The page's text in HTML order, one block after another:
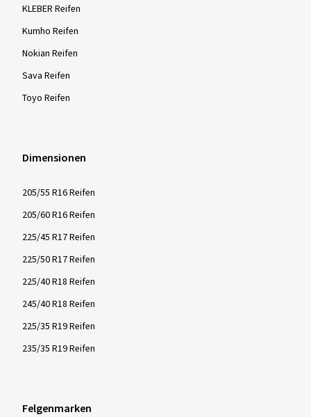
KLEBER Reifen
Kumho Reifen
Nokian Reifen
Sava Reifen
Toyo Reifen
Dimensionen
205/55 R16 Reifen
205/60 R16 Reifen
225/45 R17 Reifen
225/50 R17 Reifen
225/40 R18 Reifen
245/40 R18 Reifen
225/35 R19 Reifen
235/35 R19 Reifen
Felgenmarken